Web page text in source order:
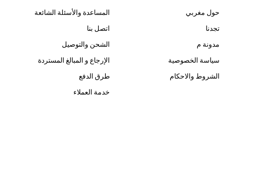
حول مغربي
تجدنا
مدونة م
سياسة الخصوصية
الشروط والاحكام
المساعدة والأسئلة الشائعة
اتصل بنا
الشحن والتوصيل
الإرجاع و المبالغ المستردة
طرق الدفع
خدمة العملاء